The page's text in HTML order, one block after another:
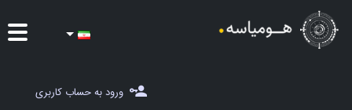
ورود به حساب کاربری